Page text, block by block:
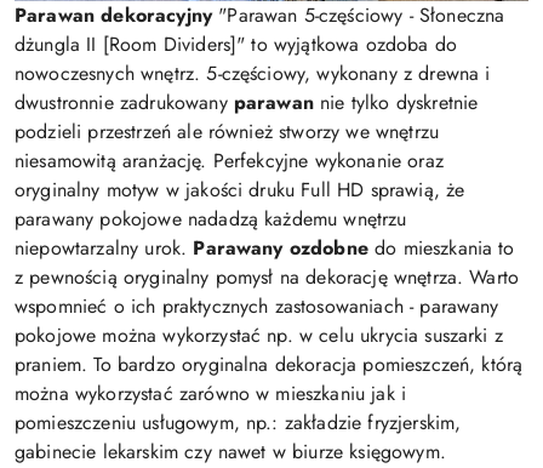
Parawan dekoracyjny"Parawan 5-częściowy - Słoneczna
dżungla II [Room Dividers]" to wyjątkowa ozdoba do
nowoczesnych wnętrz. 5-częściowy, wykonany z drewna i
dwustronnie zadrukowany parawannie tylko dyskretnie
podzieli przestrzeń ale również stworzy we wnętrzu
niesamowitą aranżację. Perfekcyjne wykonanie oraz
oryginalny motyw w jakości druku Full HD sprawią, że
parawany pokojowe nadadzą każdemu wnętrzu
niepowtarzalny urok. Parawany ozdobnedo mieszkania to
z pewnością oryginalny pomysł na dekorację wnętrza. Warto
wspomnieć o ich praktycznych zastosowaniach - parawany
pokojowe można wykorzystać np. w celu ukrycia suszarki z
praniem. To bardzo oryginalna dekoracja pomieszczeń, którą
można wykorzystać zarówno w mieszkaniu jak i
pomieszczeniu usługowym, np.: zakładzie fryzjerskim,
gabinecie lekarskim czy nawet w biurze księgowym.